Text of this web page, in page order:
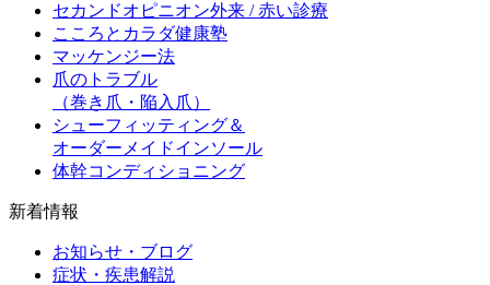
セカンドオピニオン外来 / 赤い診療
こころとカラダ健康塾
マッケンジー法
爪のトラブル
（巻き爪・陥入爪）
シューフィッティング＆
オーダーメイドインソール
体幹コンディショニング
新着情報
お知らせ・ブログ
症状・疾患解説